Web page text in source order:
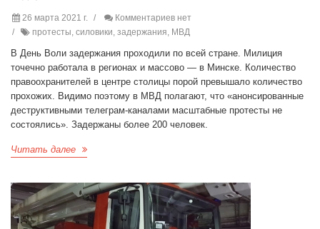
26 марта 2021 г.
Комментариев нет
протесты, силовики, задержания, МВД
В День Воли задержания проходили по всей стране. Милиция
точечно работала в регионах и массово — в Минске. Количество
правоохранителей в центре столицы порой превышало количество
прохожих. Видимо поэтому в МВД полагают, что «анонсированные
деструктивными телеграм-каналами масштабные протесты не
состоялись». Задержаны более 200 человек.
Читать далее